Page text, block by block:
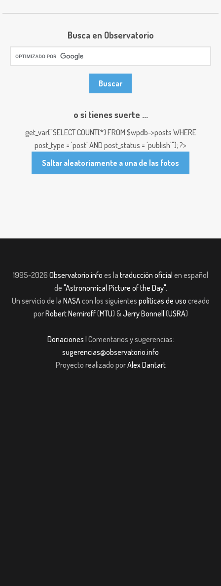
Busca en Observatorio
o si tienes suerte ...
get_var("SELECT COUNT(*) FROM $wpdb->posts WHERE
post_type = 'post' AND post_status = 'publish'"); ?>
Saltar aleatoriamente a una de las fotos
1995-2026 Observatorio.info es la traducción oficial en español
de "Astronomical Picture of the Day".
Un servicio de la NASAcon los siguientes políticas de uso creado
porRobert Nemiroff(MTU) &Jerry Bonnell (USRA)
Donaciones | Comentarios y sugerencias:
sugerencias@observatorio.info
Proyecto realizado porAlex Dantart